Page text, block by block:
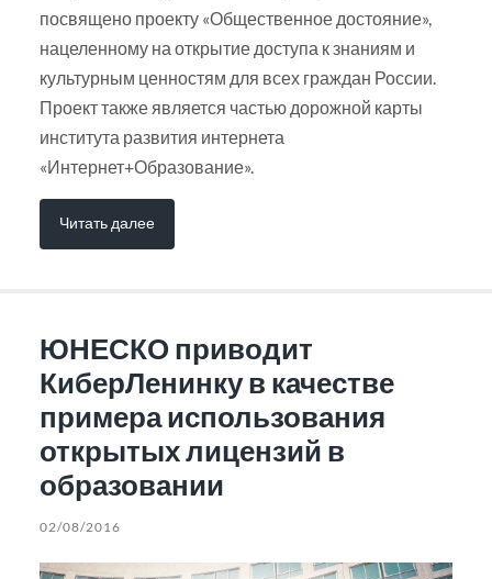
посвящено проекту «Общественное достояние»,
нацеленному на открытие доступа к знаниям и
культурным ценностям для всех граждан России.
Проект также является частью дорожной карты
института развития интернета
«Интернет+Образование».
Читать далее
ЮНЕСКО приводит
КиберЛенинку в качестве
примера использования
открытых лицензий в
образовании
02/08/2016